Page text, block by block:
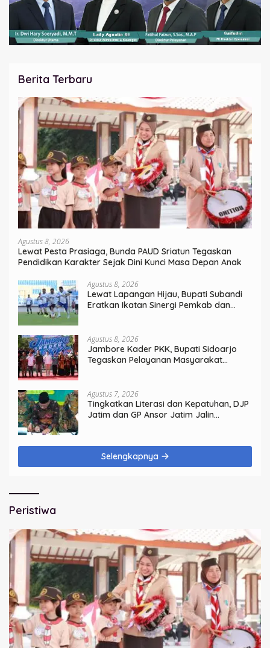
Berita Terbaru
Agustus 8, 2026
Lewat Pesta Prasiaga, Bunda PAUD Sriatun Tegaskan
Pendidikan Karakter Sejak Dini Kunci Masa Depan Anak
Agustus 8, 2026
Lewat Lapangan Hijau, Bupati Subandi
Eratkan Ikatan Sinergi Pemkab dan
Agustus 8, 2026
Jambore Kader PKK, Bupati Sidoarjo
Tegaskan Pelayanan Masyarakat
Agustus 7, 2026
Tingkatkan Literasi dan Kepatuhan, DJP
Jatim dan GP Ansor Jatim Jalin
Selengkapnya
Peristiwa